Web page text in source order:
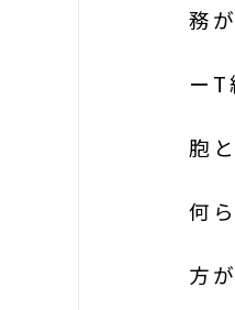
務
ー
胞
何
方